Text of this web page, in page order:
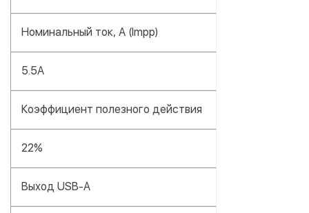
Номинальный ток, А (Impp)
5.5А
Коэффициент полезного действия
22%
Выход USB-A